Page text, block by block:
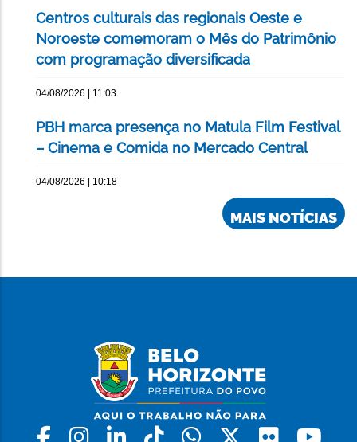
Centros culturais das regionais Oeste e
Noroeste comemoram o Mês do Patrimônio
com programação diversificada
04/08/2026 | 11:03
PBH marca presença no Matula Film Festival
– Cinema e Comida no Mercado Central
04/08/2026 | 10:18
MAIS NOTÍCIAS